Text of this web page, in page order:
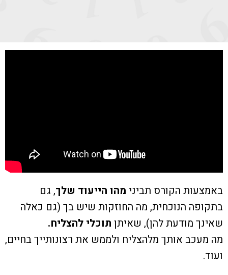
באמצעות הקורס תביני מהו הייעוד שלך, גם
בתקופה הנוכחית, מה החוזקות שיש בך (גם כאלה
שאינך מודעת להן), שאיתן תוכלי להצליח.
מה מעכב אותך מלהצליח ולממש את רצונותייך בחיים,
ועוד.